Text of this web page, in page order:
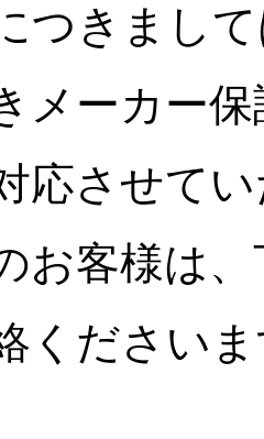
つきまし
メーカー
応させて
お客様は
ください